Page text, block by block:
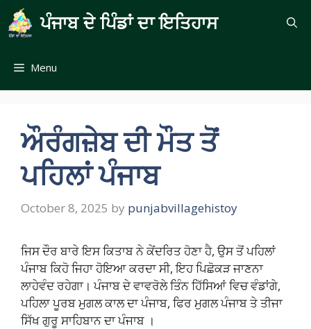
Skip
to
content
ਪੰਜਾਬ ਦੇ ਪਿੰਡਾਂ ਦਾ ਇਤਿਹਾਸ
Menu
ਔਰੰਗਜ਼ੇਬ ਦੀ ਮੌਤ ਤੋਂ
ਪਹਿਲਾਂ ਪੰਜਾਬ
October 8, 2025 by punjabvillagehistoy
ਜਿਸ ਦੌਰ ਬਾਰੇ ਇਸ ਕਿਤਾਬ ਨੇ ਕੇਂਦਰਿਤ ਹੋਣਾ ਹੈ, ਉਸ ਤੋਂ ਪਹਿਲਾਂ
ਪੰਜਾਬ ਕਿਹੋ ਜਿਹਾ ਹੋਇਆ ਕਰਦਾ ਸੀ, ਇਹ ਪਿਛੋਕੜ ਜਾਣਨਾ
ਲਾਹੇਵੰਦ ਰਹੇਗਾ। ਪੰਜਾਬ ਦੇ ਵਾਵਰੋਲੇ ਤਿੰਨ ਹਿੱਸਿਆਂ ਵਿਚ ਵੰਡਾਂਗੇ,
ਪਹਿਲਾ ਪੂਰਬ ਮੁਗਲ ਕਾਲ ਦਾ ਪੰਜਾਬ, ਫਿਰ ਮੁਗਲ ਪੰਜਾਬ ਤੇ ਤੀਜਾ
ਸਿੱਖ ਗੁਰੂ ਸਾਹਿਬਾਨ ਦਾ ਪੰਜਾਬ ।